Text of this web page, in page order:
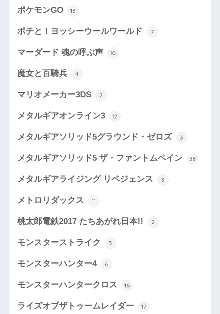
ポケモンGO 13
ポチと！ヨッシーウールワールド 7
マーダード 魂の呼ぶ声 10
魔女と百騎兵 4
マリオメーカー3DS 2
メタルギアオンライン3 12
メタルギアソリッド5グラウンド・ゼロズ 3
メタルギアソリッド5 ザ・ファントムペイン 38
メタルギアライジング リベジェンス 3
メトロリダックス 11
桃太郎電鉄2017 たちあがれ日本!! 2
モンスターストライク 3
モンスターハンター4 6
モンスターハンタークロス 16
ライズオブザトゥームレイダー 17